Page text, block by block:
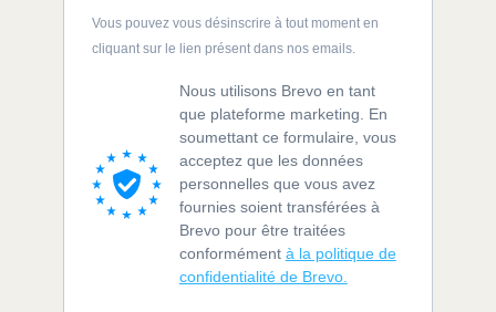
Vous pouvez vous désinscrire à tout moment en
cliquant sur le lien présent dans nos emails.
Nous utilisons Brevo en tant
que plateforme marketing. En
soumettant ce formulaire, vous
acceptez que les données
personnelles que vous avez
fournies soient transférées à
Brevo pour être traitées
conformément à la politique de
confidentialité de Brevo.